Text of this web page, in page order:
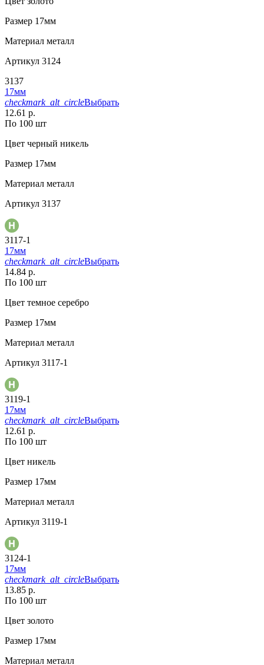
Размер 17мм
Материал металл
Артикул 3124
3137
17мм
checkmark_alt_circleВыбрать
12.61 р.
По 100 шт
Цвет черный никель
Размер 17мм
Материал металл
Артикул 3137
3117-1
17мм
checkmark_alt_circleВыбрать
14.84 р.
По 100 шт
Цвет темное серебро
Размер 17мм
Материал металл
Артикул 3117-1
3119-1
17мм
checkmark_alt_circleВыбрать
12.61 р.
По 100 шт
Цвет никель
Размер 17мм
Материал металл
Артикул 3119-1
3124-1
17мм
checkmark_alt_circleВыбрать
13.85 р.
По 100 шт
Цвет золото
Размер 17мм
Материал металл